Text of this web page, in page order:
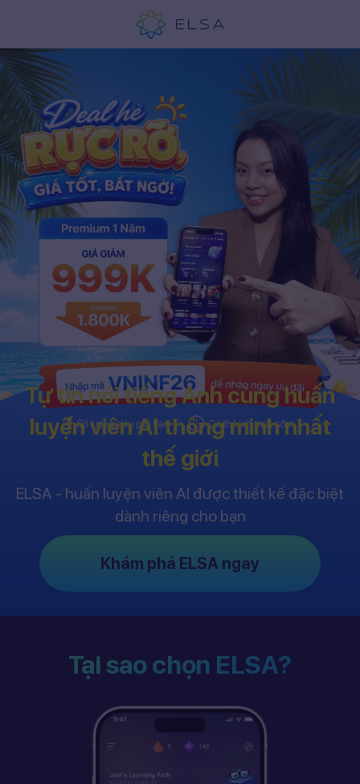
Tự tin nói tiếng Anh cùng huấn
luyện viên AI thông minh nhất
thế giới
ELSA - huấn luyện viên AI được thiết kế đặc biệt
dành riêng cho bạn
Khám phá ELSA ngay
Tại sao chọn ELSA?